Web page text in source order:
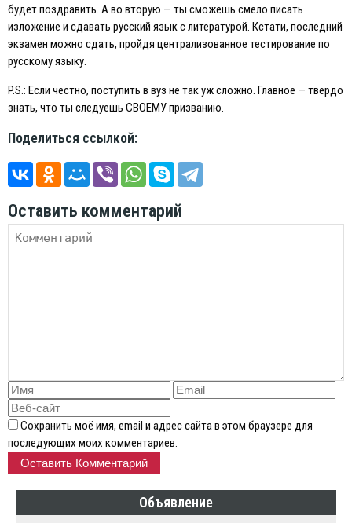
будет поздравить. А во вторую — ты сможешь смело писать
изложение и сдавать русский язык с литературой. Кстати, последний
экзамен можно сдать, пройдя централизованное тестирование по
русскому языку.
P.S.: Eсли честно, поступить в вуз не так уж сложно. Главное — твердо
знать, что ты следуешь СВОEМУ призванию.
Поделиться ссылкой:
Оставить комментарий
Сохранить моё имя, email и адрес сайта в этом браузере для
последующих моих комментариев.
Объявление